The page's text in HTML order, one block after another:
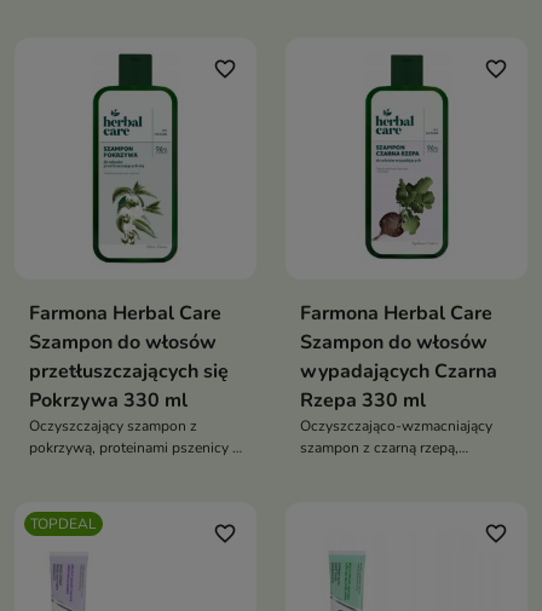
im miękkość oraz jedwabisty
favorite_border
Farmona Herbal Care
Szampon do włosów
przetłuszczających się
Pokrzywa 330 ml
Oczyszczający szampon z
pokrzywą, proteinami pszenicy i
lekkie, miękkie i pełne
naturalnego blasku
favorite_border
Farmona Herbal Care
Szampon do włosów
wypadających Czarna
Rzepa 330 ml
Oczyszczająco-wzmacniający
szampon z czarną rzepą,
TOPDEAL favorite_border favorite_border